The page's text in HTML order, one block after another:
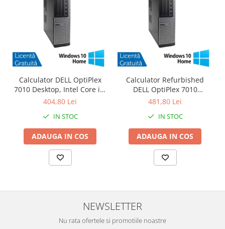
Calculator DELL OptiPlex
7010 Desktop, Intel Core i3-
3220 3.30GHz, 4GB DDR3,
Windows 10 Home
404,80 Lei
IN STOC
ADAUGA IN COS
Calculator Refurbished
DELL OptiPlex 7010
Desktop, Intel Core i3-3220
SSD + Windows 10 Home
481,80 Lei
IN STOC
ADAUGA IN COS
NEWSLETTER
Nu rata ofertele si promotiile noastre